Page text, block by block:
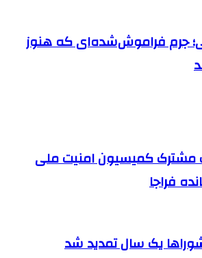
جرم فراموش‌شده‌ای که هنوز
کمیسیون امنیت ملی
فراجا
یک سال تمدید شد